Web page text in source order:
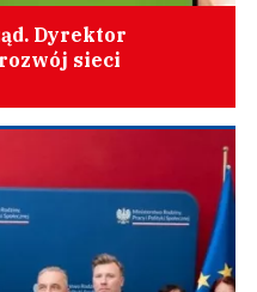
Dyrektor
sieci